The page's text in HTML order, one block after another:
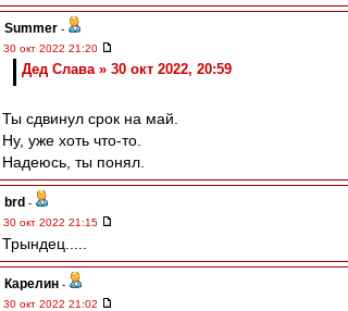
Summer -
30 окт 2022 21:20
Дед Слава » 30 окт 2022, 20:59
Ты сдвинул срок на май.
Ну, уже хоть что-то.
Надеюсь, ты понял.
brd -
30 окт 2022 21:15
Трындец.....
Карелин -
30 окт 2022 21:02